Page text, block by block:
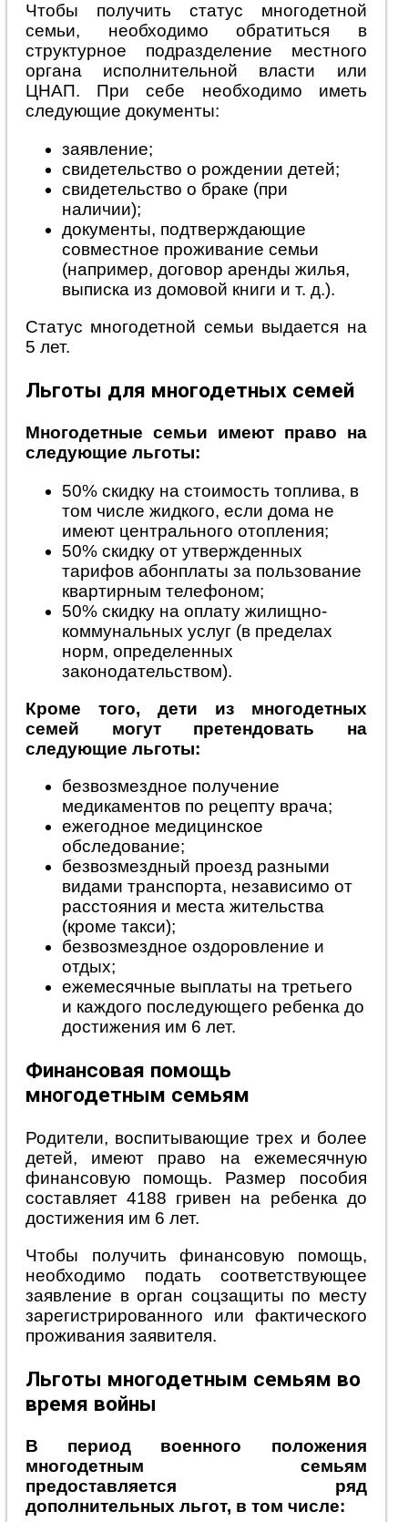
Чтобы получить статус многодетной
семьи, необходимо обратиться в
структурное подразделение местного
органа исполнительной власти или
ЦНАП. При себе необходимо иметь
следующие документы:
заявление;
свидетельство о рождении детей;
свидетельство о браке (при
наличии);
документы, подтверждающие
совместное проживание семьи
(например, договор аренды жилья,
выписка из домовой книги и т. д.).
Статус многодетной семьи выдается на
5 лет.
Льготы для многодетных семей
Многодетные семьи имеют право на
следующие льготы:
50% скидку на стоимость топлива, в
том числе жидкого, если дома не
имеют центрального отопления;
50% скидку от утвержденных
тарифов абонплаты за пользование
квартирным телефоном;
50% скидку на оплату жилищно-
коммунальных услуг (в пределах
норм, определенных
законодательством).
Кроме того, дети из многодетных
семей могут претендовать на
следующие льготы:
безвозмездное получение
медикаментов по рецепту врача;
ежегодное медицинское
обследование;
безвозмездный проезд разными
видами транспорта, независимо от
расстояния и места жительства
(кроме такси);
безвозмездное оздоровление и
отдых;
ежемесячные выплаты на третьего
и каждого последующего ребенка до
достижения им 6 лет.
Финансовая помощь
многодетным семьям
Родители, воспитывающие трех и более
детей, имеют право на ежемесячную
финансовую помощь. Размер пособия
составляет 4188 гривен на ребенка до
достижения им 6 лет.
Чтобы получить финансовую помощь,
необходимо подать соответствующее
заявление в орган соцзащиты по месту
зарегистрированного или фактического
проживания заявителя.
Льготы многодетным семьям во
время войны
В период военного положения
многодетным семьям
предоставляется ряд
дополнительных льгот, в том числе: